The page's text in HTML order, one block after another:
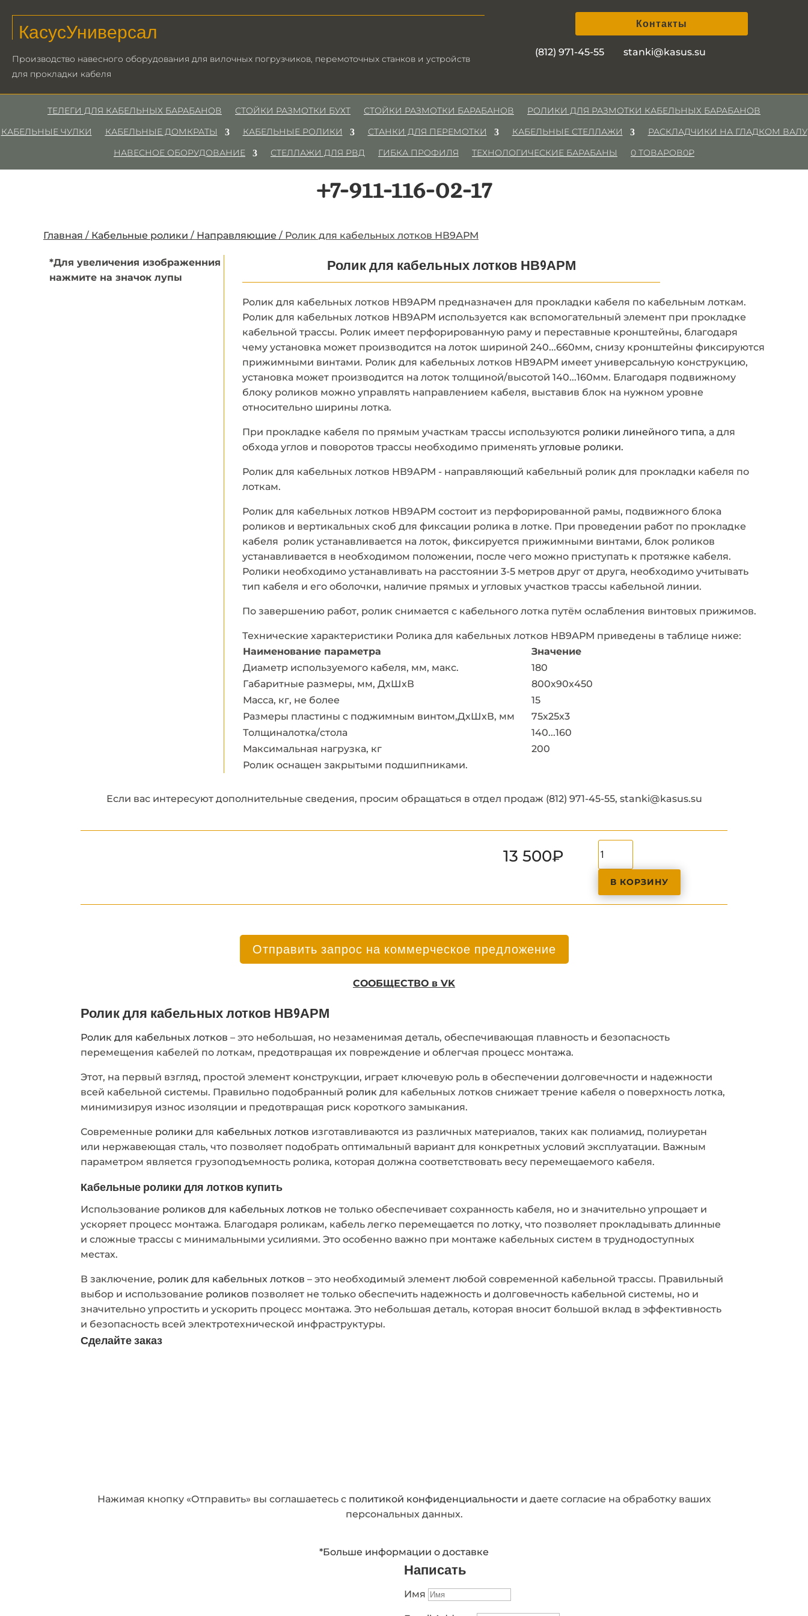
КасусУниверсал
Производство навесного оборудования для вилочных погрузчиков, перемоточных станков и устройств
для прокладки кабеля
Контакты
(812) 971-45-55 stanki@kasus.su
ТЕЛЕГИ ДЛЯ КАБЕЛЬНЫХ БАРАБАНОВ СТОЙКИ РАЗМОТКИ БУХТ СТОЙКИ РАЗМОТКИ БАРАБАНОВ
РОЛИКИ ДЛЯ РАЗМОТКИ КАБЕЛЬНЫХ БАРАБАНОВ
КАБЕЛЬНЫЕ ЧУЛКИ
КАБЕЛЬНЫЕ ДОМКРАТЫ КАБЕЛЬНЫЕ РОЛИКИ СТАНКИ ДЛЯ ПЕРЕМОТКИ КАБЕЛЬНЫЕ СТЕЛЛАЖИ
РАСКЛАДЧИКИ НА ГЛАДКОМ ВАЛУ
НАВЕСНОЕ ОБОРУДОВАНИЕ
СТЕЛЛАЖИ ДЛЯ РВД ГИБКА ПРОФИЛЯ ТЕХНОЛОГИЧЕСКИЕ БАРАБАНЫ 0 ТОВАРОВ0₽
+7-911-116-02-17
Главная / Кабельные ролики / Направляющие / Ролик для кабельных лотков НВ9АРМ
*Для увеличения изображенния
нажмите на значок лупы
Ролик для кабельных лотков НВ9АРМ
Ролик для кабельных лотков НВ9АРМ предназначен для прокладки кабеля по кабельным лоткам.
Ролик для кабельных лотков НВ9АРМ используется как вспомогательный элемент при прокладке
кабельной трассы. Ролик имеет перфорированную раму и переставные кронштейны, благодаря
чему установка может производится на лоток шириной 240...660мм, снизу кронштейны фиксируются
прижимными винтами. Ролик для кабельных лотков НВ9АРМ имеет универсальную конструкцию,
установка может производится на лоток толщиной/высотой 140...160мм. Благодаря подвижному
блоку роликов можно управлять направлением кабеля, выставив блок на нужном уровне
относительно ширины лотка.
При прокладке кабеля по прямым участкам трассы используются ролики линейного типа, а для
обхода углов и поворотов трассы необходимо применять угловые ролики.
Ролик для кабельных лотков НВ9АРМ - направляющий кабельный ролик для прокладки кабеля по
лоткам.
Ролик для кабельных лотков НВ9АРМ состоит из перфорированной рамы, подвижного блока
роликов и вертикальных скоб для фиксации ролика в лотке. При проведении работ по прокладке
кабеля ролик устанавливается на лоток, фиксируется прижимными винтами, блок роликов
устанавливается в необходимом положении, после чего можно приступать к протяжке кабеля.
Ролики необходимо устанавливать на расстоянии 3-5 метров друг от друга, необходимо учитывать
тип кабеля и его оболочки, наличие прямых и угловых участков трассы кабельной линии.
По завершению работ, ролик снимается с кабельного лотка путём ослабления винтовых прижимов.
Технические характеристики Ролика для кабельных лотков НВ9АРМ приведены в таблице ниже:
Наименование параметра
Значение
Диаметр используемого кабеля, мм, макс.
180
Габаритные размеры, мм, ДхШхВ
800х90х450
Масса, кг, не более
15
Размеры пластины с поджимным винтом,ДхШхВ, мм
75х25х3
Толщиналотка/стола
140...160
Максимальная нагрузка, кг
200
Ролик оснащен закрытыми подшипниками.
Если вас интересуют дополнительные сведения, просим обращаться в отдел продаж (812) 971-45-55, stanki@kasus.su
13 500₽
Ролик
для
кабельных
В КОРЗИНУ
Отправить запрос на коммерческое предложение
СООБЩЕСТВО в VK
Ролик для кабельных лотков НВ9АРМ
Ролик для кабельных лотков – это небольшая, но незаменимая деталь, обеспечивающая плавность и безопасность
перемещения кабелей по лоткам, предотвращая их повреждение и облегчая процесс монтажа.
Этот, на первый взгляд, простой элемент конструкции, играет ключевую роль в обеспечении долговечности и надежности
всей кабельной системы. Правильно подобранный ролик для кабельных лотков снижает трение кабеля о поверхность лотка,
минимизируя износ изоляции и предотвращая риск короткого замыкания.
Современные ролики для кабельных лотков изготавливаются из различных материалов, таких как полиамид, полиуретан
или нержавеющая сталь, что позволяет подобрать оптимальный вариант для конкретных условий эксплуатации. Важным
параметром является грузоподъемность ролика, которая должна соответствовать весу перемещаемого кабеля.
Кабельные ролики для лотков купить
Использование роликов для кабельных лотков не только обеспечивает сохранность кабеля, но и значительно упрощает и
ускоряет процесс монтажа. Благодаря роликам, кабель легко перемещается по лотку, что позволяет прокладывать длинные
и сложные трассы с минимальными усилиями. Это особенно важно при монтаже кабельных систем в труднодоступных
местах.
В заключение, ролик для кабельных лотков – это необходимый элемент любой современной кабельной трассы. Правильный
выбор и использование роликов позволяет не только обеспечить надежность и долговечность кабельной системы, но и
значительно упростить и ускорить процесс монтажа. Это небольшая деталь, которая вносит большой вклад в эффективность
и безопасность всей электротехнической инфраструктуры.
Сделайте заказ
Нажимая кнопку «Отправить» вы соглашаетесь сполитикой конфиденциальности и даете согласие на обработку ваших
персональных данных.
*Больше информации о доставке
Написать
Имя